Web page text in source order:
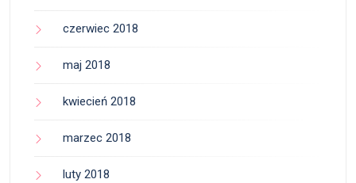
czerwiec 2018
maj 2018
kwiecień 2018
marzec 2018
luty 2018